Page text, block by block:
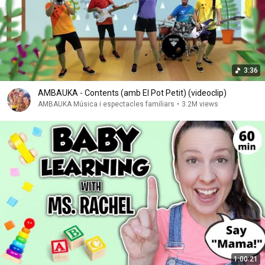
3:36
AMBAUKA - Contents (amb El Pot Petit) (videoclip)
AMBAUKA Música i espectacles familiars • 3.2M views
1:00:21